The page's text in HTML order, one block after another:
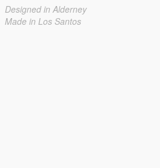
Designed in Alderney
Made in Los Santos